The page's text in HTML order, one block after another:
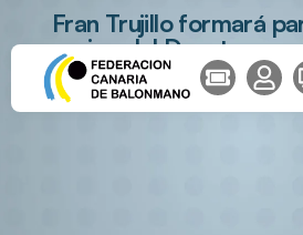
Fran Trujillo formará
equipo del Desatascos